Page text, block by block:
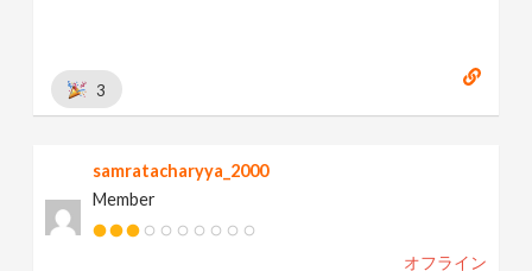
3
samratacharyya_2000
Member
オフライン